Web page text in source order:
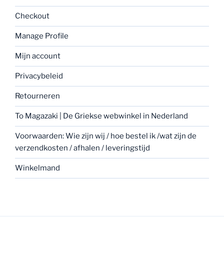
Checkout
Manage Profile
Mijn account
Privacybeleid
Retourneren
To Magazaki | De Griekse webwinkel in Nederland
Voorwaarden: Wie zijn wij / hoe bestel ik /wat zijn de
verzendkosten / afhalen / leveringstijd
Winkelmand